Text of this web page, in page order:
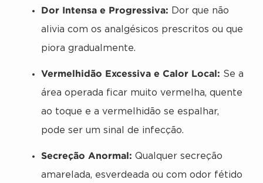
Dor Intensa e Progressiva: Dor que não
alivia com os analgésicos prescritos ou que
piora gradualmente.
Vermelhidão Excessiva e Calor Local: Se a
área operada ficar muito vermelha, quente
ao toque e a vermelhidão se espalhar,
pode ser um sinal de infecção.
Secreção Anormal: Qualquer secreção
amarelada, esverdeada ou com odor fétido